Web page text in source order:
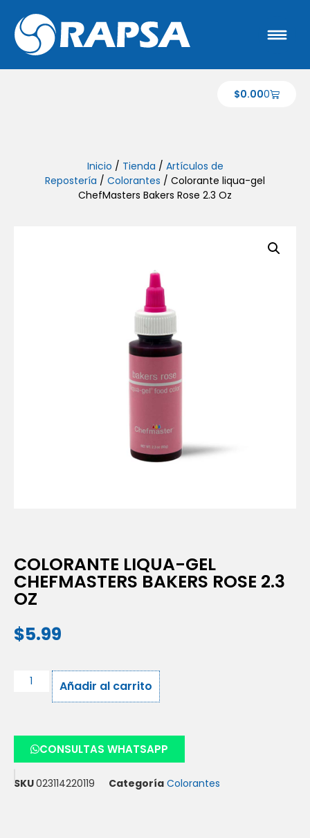
$0.000
Inicio / Tienda / Artículos de
Repostería / Colorantes / Colorante liqua-gel
ChefMasters Bakers Rose 2.3 Oz
COLORANTE LIQUA-GEL
CHEFMASTERS BAKERS ROSE 2.3
OZ
$5.99
Añadir al carrito
CONSULTAS WHATSAPP
SKU023114220119 Categoría Colorantes